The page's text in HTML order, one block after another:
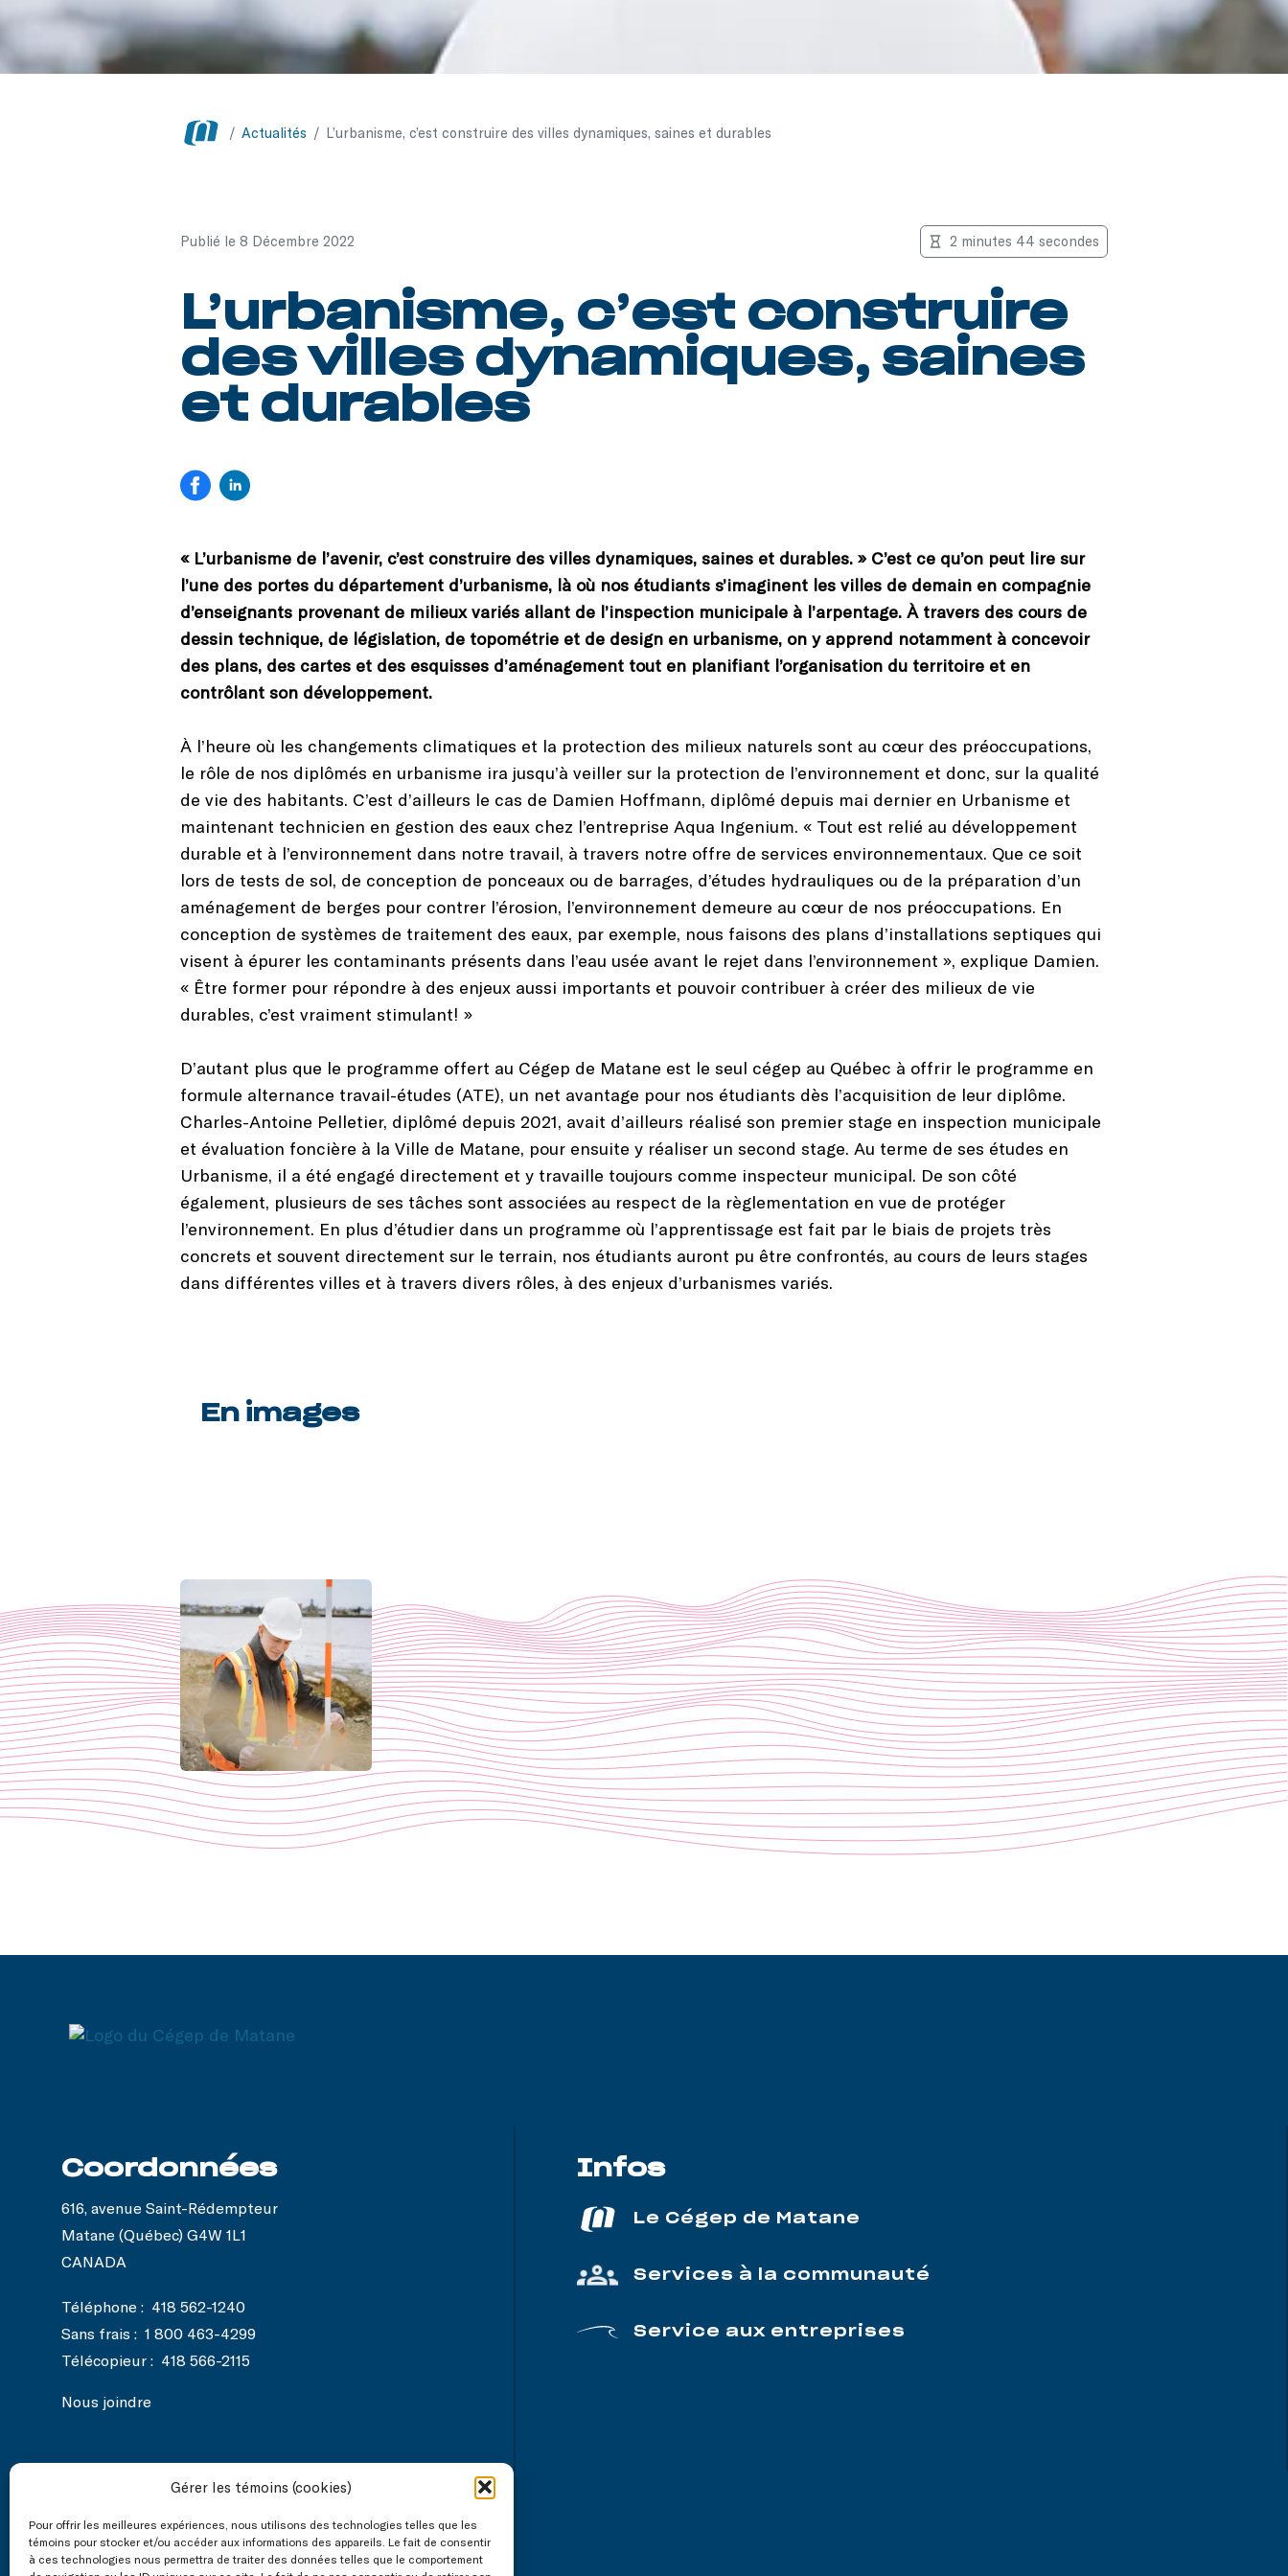
Gérer les témoins (cookies)
Pour offrir les meilleures expériences, nous utilisons des technologies telles que les
témoins pour stocker et/ou accéder aux informations des appareils. Le fait de consentir
à ces technologies nous permettra de traiter des données telles que le comportement
/ Actualités / L’urbanisme, c’est construire des villes dynamiques, saines et durables
Publié le 8 Décembre 2022 2 minutes 44 secondes
L’urbanisme, c’est construire
des villes dynamiques, saines
et durables
« L’urbanisme de l’avenir, c’est construire des villes dynamiques, saines et durables. » C’est ce qu’on peut lire sur
l’une des portes du département d’urbanisme, là où nos étudiants s’imaginent les villes de demain en compagnie
d’enseignants provenant de milieux variés allant de l’inspection municipale à l’arpentage. À travers des cours de
dessin technique, de législation, de topométrie et de design en urbanisme, on y apprend notamment à concevoir
des plans, des cartes et des esquisses d’aménagement tout en planifiant l’organisation du territoire et en
contrôlant son développement.
À l’heure où les changements climatiques et la protection des milieux naturels sont au cœur des préoccupations,
le rôle de nos diplômés en urbanisme ira jusqu’à veiller sur la protection de l’environnement et donc, sur la qualité
de vie des habitants. C’est d’ailleurs le cas de Damien Hoffmann, diplômé depuis mai dernier en Urbanisme et
maintenant technicien en gestion des eaux chez l’entreprise Aqua Ingenium. « Tout est relié au développement
durable et à l’environnement dans notre travail, à travers notre offre de services environnementaux. Que ce soit
lors de tests de sol, de conception de ponceaux ou de barrages, d’études hydrauliques ou de la préparation d’un
aménagement de berges pour contrer l’érosion, l’environnement demeure au cœur de nos préoccupations. En
conception de systèmes de traitement des eaux, par exemple, nous faisons des plans d’installations septiques qui
visent à épurer les contaminants présents dans l’eau usée avant le rejet dans l’environnement », explique Damien.
« Être former pour répondre à des enjeux aussi importants et pouvoir contribuer à créer des milieux de vie
durables, c’est vraiment stimulant! »
D’autant plus que le programme offert au Cégep de Matane est le seul cégep au Québec à offrir le programme en
formule alternance travail-études (ATE), un net avantage pour nos étudiants dès l’acquisition de leur diplôme.
Charles-Antoine Pelletier, diplômé depuis 2021, avait d’ailleurs réalisé son premier stage en inspection municipale
et évaluation foncière à la Ville de Matane, pour ensuite y réaliser un second stage. Au terme de ses études en
Urbanisme, il a été engagé directement et y travaille toujours comme inspecteur municipal. De son côté
également, plusieurs de ses tâches sont associées au respect de la règlementation en vue de protéger
l’environnement. En plus d’étudier dans un programme où l’apprentissage est fait par le biais de projets très
concrets et souvent directement sur le terrain, nos étudiants auront pu être confrontés, au cours de leurs stages
dans différentes villes et à travers divers rôles, à des enjeux d’urbanismes variés.
En images
Coordonnées
616, avenue Saint-Rédempteur
Matane (Québec) G4W 1L1
CANADA
Téléphone : 418 562-1240
Sans frais : 1 800 463-4299
Télécopieur : 418 566-2115
Nous joindre
Infos
Le Cégep de Matane
Services à la communauté
Service aux entreprises
Nos réseaux
sociaux